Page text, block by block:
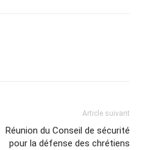
Article suivant
Réunion du Conseil de sécurité
pour la défense des chrétiens